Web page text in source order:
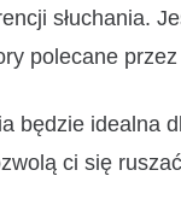
słuchania.
polecane
będzie idealna
ci się ruszać